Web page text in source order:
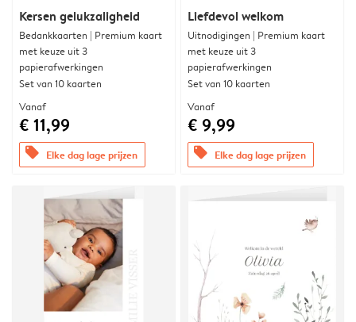
Kersen gelukzaligheid
Bedankkaarten | Premium kaart
met keuze uit 3
papierafwerkingen
Set van 10 kaarten
Vanaf
€ 11,99
offers Elke dag lage prijzen
Liefdevol welkom
Uitnodigingen | Premium kaart
met keuze uit 3
papierafwerkingen
Set van 10 kaarten
Vanaf
€ 9,99
offers Elke dag lage prijzen